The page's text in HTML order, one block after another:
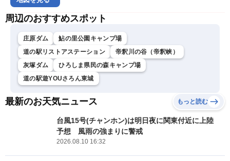
周辺のおすすめスポット
庄原ダム
鮎の里公園キャンプ場
道の駅リストアステーション
帝釈川の谷（帝釈峡）
灰塚ダム
ひろしま県民の森キャンプ場
道の駅遊YOUさろん東城
最新のお天気ニュース もっと読む
台風15号(チャンホン)は明日夜に関東付近に上陸
予想 風雨の強まりに警戒
2026.08.10 16:32